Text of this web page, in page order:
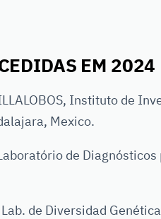
EM 2024
Instituto de
Mexico.
de Diagnósticos
Lab. de Diversidad